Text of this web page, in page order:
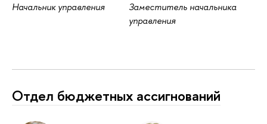
Начальник управления
Заместитель начальника
управления
Отдел бюджетных ассигнований